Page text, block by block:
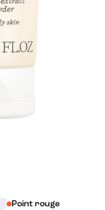
Point rouge